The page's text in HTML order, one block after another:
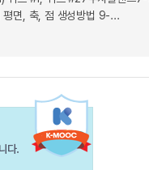
평면, 축, 점 생성방법 9-...